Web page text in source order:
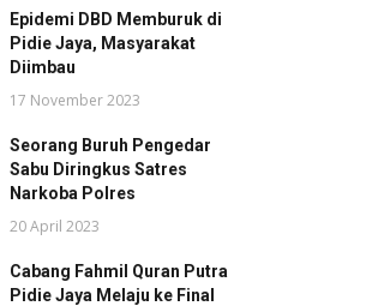
Epidemi DBD Memburuk di
Pidie Jaya, Masyarakat
Diimbau
17 November 2023
Seorang Buruh Pengedar
Sabu Diringkus Satres
Narkoba Polres
20 April 2023
Cabang Fahmil Quran Putra
Pidie Jaya Melaju ke Final